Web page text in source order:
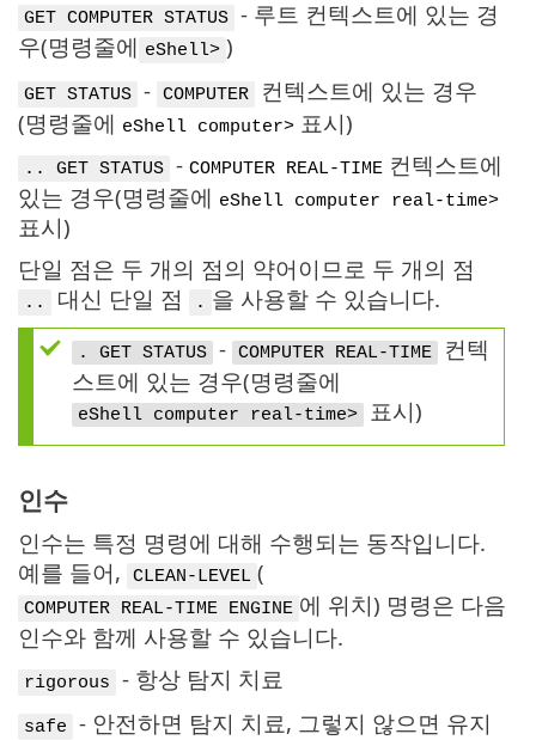
GET COMPUTER STATUS
- 루트 컨텍스트에 있는 경
우(명령줄에 eShell> )
GET STATUS - COMPUTER
컨텍스트에 있는 경우
(명령줄에 eShell computer> 표시)
.. GET STATUS - COMPUTER REAL-TIME 컨텍스트에
있는 경우(명령줄에 eShell computer real-time>
표시)
단일 점은 두 개의 점의 약어이므로 두 개의 점
.. 대신 단일 점 . 을 사용할 수 있습니다.
. GET STATUS - COMPUTER REAL-TIME
컨텍
스트에 있는 경우(명령줄에
eShell computer real-time> 표시)
인수
인수는 특정 명령에 대해 수행되는 동작입니다.
예를 들어,
CLEAN-LEVEL (
COMPUTER REAL-TIME ENGINE 에 위치) 명령은 다음
인수와 함께 사용할 수 있습니다.
rigorous - 항상 탐지 치료
safe - 안전하면 탐지 치료, 그렇지 않으면 유지